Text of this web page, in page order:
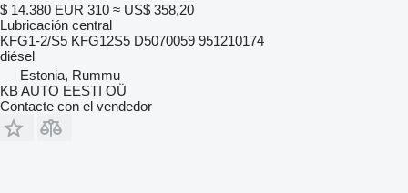
$ 14.380 EUR 310 ≈ US$ 358,20
Lubricación central
KFG1-2/S5 KFG12S5 D5070059 951210174
diésel
Estonia, Rummu
KB AUTO EESTI OÜ
Contacte con el vendedor